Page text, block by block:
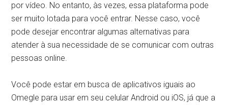
por vídeo. No entanto, às vezes, essa plataforma pode
ser muito lotada para você entrar. Nesse caso, você
pode desejar encontrar algumas alternativas para
atender à sua necessidade de se comunicar com outras
pessoas online.
Você pode estar em busca de aplicativos iguais ao
Omegle para usar em seu celular Android ou iOS, já que a